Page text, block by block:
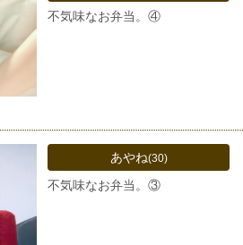
不気味なお弁当。④
あやね(30)
不気味なお弁当。③